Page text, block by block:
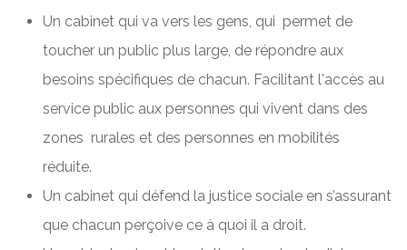
Un cabinet qui va vers les gens, qui permet de
toucher un public plus large, de répondre aux
besoins spécifiques de chacun. Facilitant l'accès au
service public aux personnes qui vivent dans des
zones rurales et des personnes en mobilités
réduite.
Un cabinet qui défend la justice sociale en s’assurant
que chacun perçoive ce à quoi il a droit.